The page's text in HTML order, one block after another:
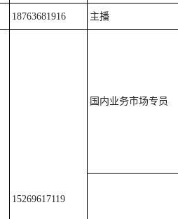
18763681916 主播
15269617119
国内业务市场专员